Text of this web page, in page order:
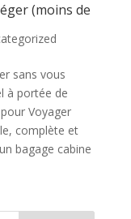
(moins de
sans vous
à portée de
Voyager
complète et
bagage cabine